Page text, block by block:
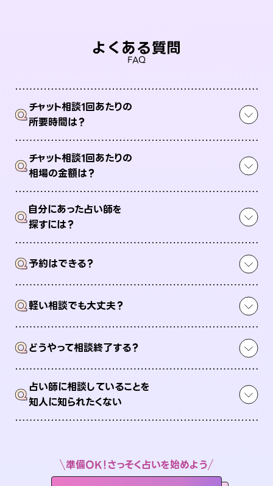
よくある質問
FAQ
Qチャット相談1回あたりの
所要時間は？
Qチャット相談1回あたりの
相場の金額は？
Q自分にあった占い師を
探すには？
Q予約はできる？
Q軽い相談でも大丈夫？
Qどうやって相談終了する？
Q占い師に相談していることを
知人に知られたくない
準備OK！さっそく占いを始めよう